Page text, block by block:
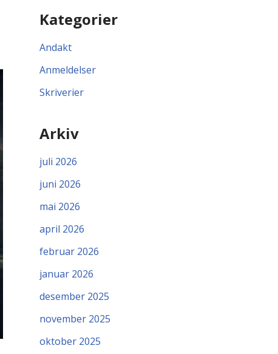
Kategorier
Andakt
Anmeldelser
Skriverier
Arkiv
juli 2026
juni 2026
mai 2026
april 2026
februar 2026
januar 2026
desember 2025
november 2025
oktober 2025